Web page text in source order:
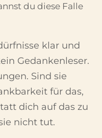
du diese Falle
klar und
Gedankenleser.
Sind sie
für das,
dich auf das zu
nicht tut.